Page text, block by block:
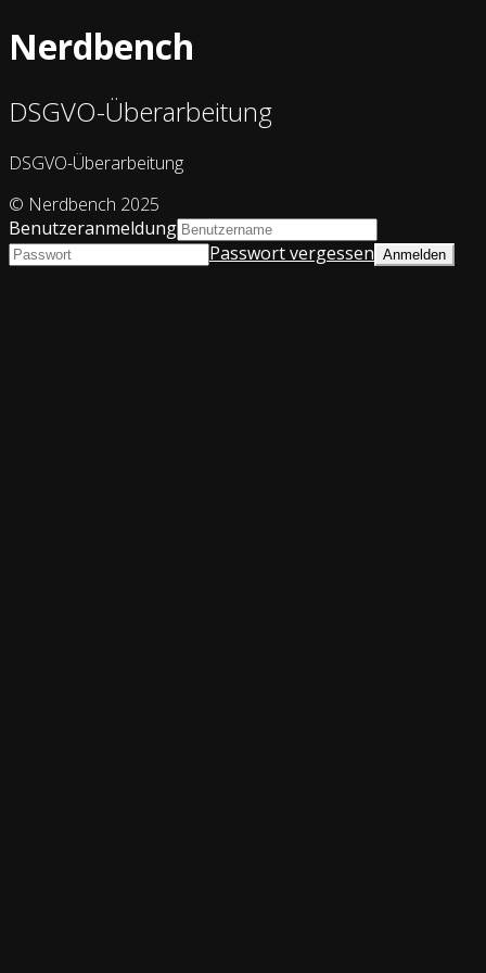
Nerdbench
DSGVO-Überarbeitung
DSGVO-Überarbeitung
© Nerdbench 2025
Benutzeranmeldung
Passwort vergessen